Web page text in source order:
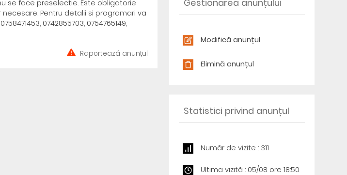
se face preselectie. Este obligatorie
Pentru detalii si programari va
0742855703, 0754765149,
Raportează anunțul
Gestionarea anunțului
Modifică anunțul
Elimină anunțul
Statistici privind anunțul
Număr de vizite : 311
Ultima vizită : 05/08 ore 18:50